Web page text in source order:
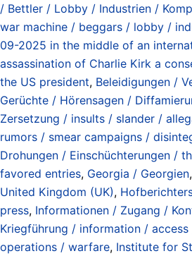
/ Bettler / Lobby / Industrien /
war machine / beggars / lobby /
09-2025 in the middle of an
assassination of Charlie Kirk a
the US president, Beleidigungen /
Gerüchte / Hörensagen /
Zersetzung / insults / slander /
rumors / smear campaigns /
Drohungen / Einschüchterungen /
favored entries, Georgia / Georgien,
United Kingdom (UK),
press, Informationen / Zugang /
Kriegführung / information /
operations / warfare, Institute for